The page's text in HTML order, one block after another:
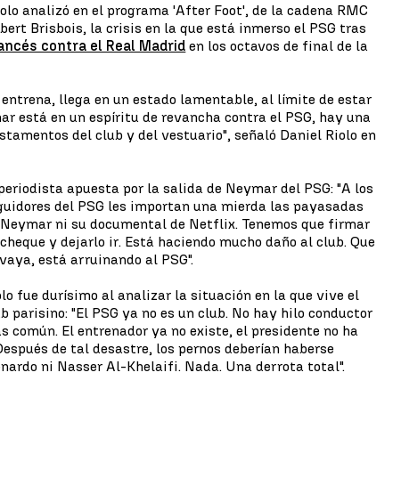
analizó en el programa 'After Foot', de la cadena RMC
Brisbois, la crisis en la que está inmerso el PSG tras
contra el Real Madrid en los octavos de final de la
llega en un estado lamentable, al límite de estar
está en un espíritu de revancha contra el PSG, hay una
del club y del vestuario", señaló Daniel Riolo en
apuesta por la salida de Neymar del PSG: "A los
del PSG les importan una mierda las payasadas
ni su documental de Netflix. Tenemos que firmar
y dejarlo ir. Está haciendo mucho daño al club. Que
está arruinando al PSG".
fue durísimo al analizar la situación en la que vive el
parisino: "El PSG ya no es un club. No hay hilo conductor
común. El entrenador ya no existe, el presidente no ha
de tal desastre, los pernos deberían haberse
ni Nasser Al-Khelaifi. Nada. Una derrota total".